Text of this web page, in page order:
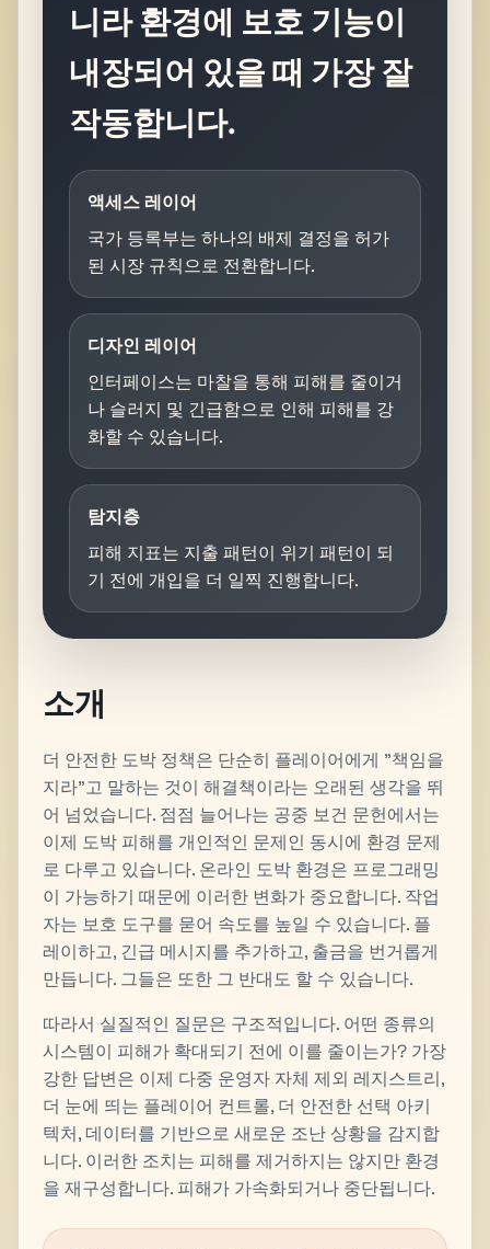
니라 환경에 보호 기능이
내장되어 있을 때 가장 잘
작동합니다.
액세스 레이어
국가 등록부는 하나의 배제 결정을 허가
된 시장 규칙으로 전환합니다.
디자인 레이어
인터페이스는 마찰을 통해 피해를 줄이거
나 슬러지 및 긴급함으로 인해 피해를 강
화할 수 있습니다.
탐지층
피해 지표는 지출 패턴이 위기 패턴이 되
기 전에 개입을 더 일찍 진행합니다.
소개
더 안전한 도박 정책은 단순히 플레이어에게 "책임을
지라"고 말하는 것이 해결책이라는 오래된 생각을 뛰
어 넘었습니다. 점점 늘어나는 공중 보건 문헌에서는
이제 도박 피해를 개인적인 문제인 동시에 환경 문제
로 다루고 있습니다. 온라인 도박 환경은 프로그래밍
이 가능하기 때문에 이러한 변화가 중요합니다. 작업
자는 보호 도구를 묻어 속도를 높일 수 있습니다. 플
레이하고, 긴급 메시지를 추가하고, 출금을 번거롭게
만듭니다. 그들은 또한 그 반대도 할 수 있습니다.
따라서 실질적인 질문은 구조적입니다. 어떤 종류의
시스템이 피해가 확대되기 전에 이를 줄이는가? 가장
강한 답변은 이제 다중 운영자 자체 제외 레지스트리,
더 눈에 띄는 플레이어 컨트롤, 더 안전한 선택 아키
텍처, 데이터를 기반으로 새로운 조난 상황을 감지합
니다. 이러한 조치는 피해를 제거하지는 않지만 환경
을 재구성합니다. 피해가 가속화되거나 중단됩니다.